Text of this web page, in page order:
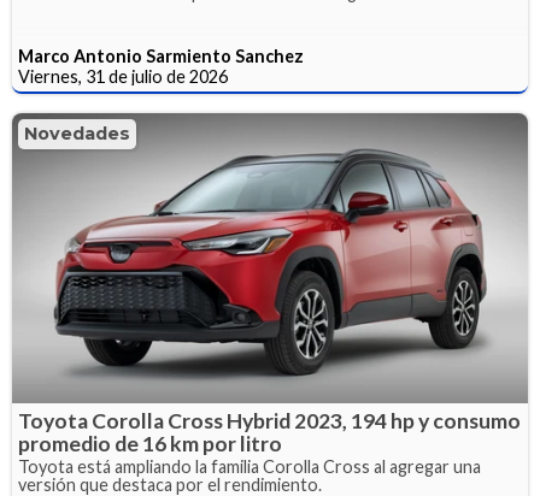
Marco Antonio Sarmiento Sanchez
Viernes, 31 de julio de 2026
Novedades
Toyota Corolla Cross Hybrid 2023, 194 hp y consumo
promedio de 16 km por litro
Toyota está ampliando la familia Corolla Cross al agregar una
versión que destaca por el rendimiento.